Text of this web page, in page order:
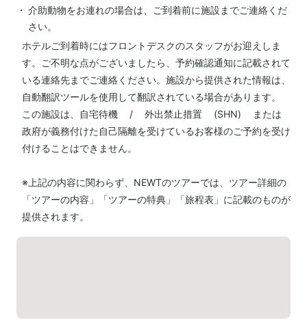
介助動物をお連れの場合は、ご到着前に施設までご連絡くだ
さい。
ホテルご到着時にはフロントデスクのスタッフがお迎えしま
す。ご不明な点がございましたら、予約確認通知に記載されて
いる連絡先までご連絡ください。施設から提供された情報は、
自動翻訳ツールを使用して翻訳されている場合があります。
この施設は、自宅待機 / 外出禁止措置 (SHN) または
政府が義務付けた自己隔離を受けているお客様のご予約を受け
付けることはできません。
※上記の内容に関わらず、NEWTのツアーでは、ツアー詳細の
「ツアーの内容」「ツアーの特典」「旅程表」に記載のものが
提供されます。